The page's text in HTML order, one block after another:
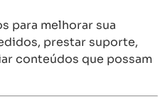
para melhorar sua
prestar suporte,
conteúdos que possam